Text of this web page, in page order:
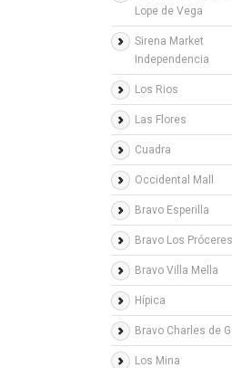
Lope de Vega
Sirena Market
Independencia
Los Rios
Las Flores
Cuadra
Occidental Mall
Bravo Esperilla
Bravo Los Próceres
Bravo Villa Mella
Hípica
Bravo Charles de
Los Mina